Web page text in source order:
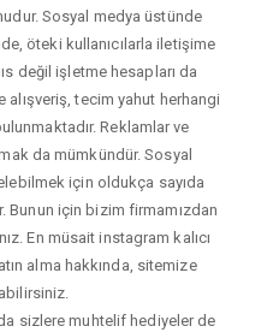
Sosyal medya üstünde
öteki kullanıcılarla iletişime
değil işletme hesapları da
tecim yahut herhangi
Reklamlar ve
da mümkündür. Sosyal
için oldukça sayıda
Bunun için bizim firmamızdan
En müsait instagram kalıcı
alma hakkında, sitemize
sizlere muhtelif hediyeler de